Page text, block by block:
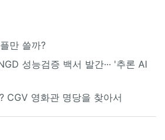
만 쓸까?
성능검증 백서 발간··· '추론 AI
CGV 영화관 명당을 찾아서